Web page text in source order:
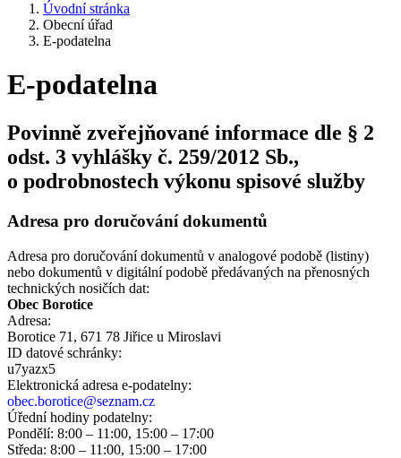
Úvodní stránka
Obecní úřad
E-podatelna
E-podatelna
Povinně zveřejňované informace dle § 2
odst. 3 vyhlášky č. 259/2012 Sb.,
o podrobnostech výkonu spisové služby
Adresa pro doručování dokumentů
Adresa pro doručování dokumentů v analogové podobě (listiny)
nebo dokumentů v digitální podobě předávaných na přenosných
technických nosičích dat:
Obec Borotice
Adresa:
Borotice 71, 671 78 Jiřice u Miroslavi
ID datové schránky:
u7yazx5
Elektronická adresa e‑podatelny:
obec.borotice@seznam.cz
Úřední hodiny podatelny:
Pondělí: 8:00 – 11:00, 15:00 – 17:00
Středa: 8:00 – 11:00, 15:00 – 17:00